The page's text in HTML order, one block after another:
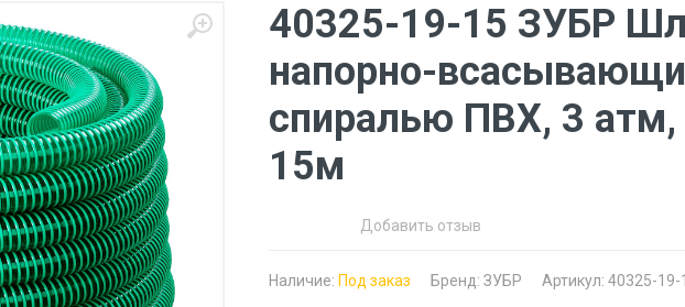
40325-19-15 ЗУБР
напорно-
спиралью ПВХ, 3
15м
Добавить отзыв
Наличие: Под заказ Бренд: ЗУБР Артикул: 40325-19-